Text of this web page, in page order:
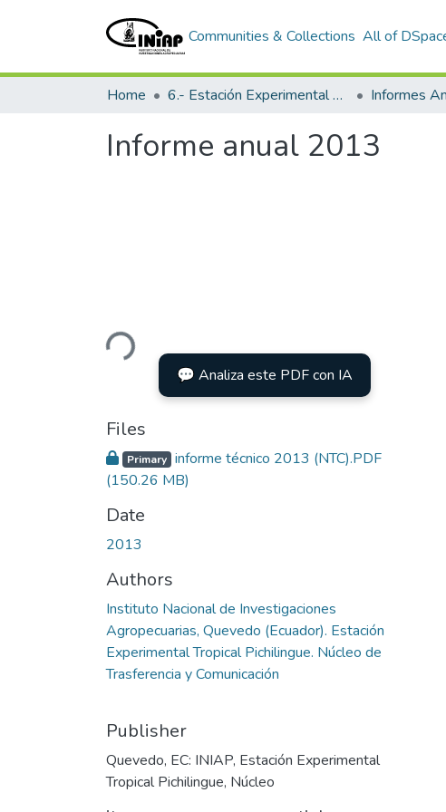
Communities & Collections All of
Home 6.- Estación Experimental Tropical Pichilingue Informes
Informe anual 2013
Loading...
💬 Analiza este PDF con IA
Files
Primary informe técnico 2013 (NTC).PDF
(150.26 MB)
Date
2013
Authors
Instituto Nacional de Investigaciones
Agropecuarias, Quevedo (Ecuador). Estación
Experimental Tropical Pichilingue. Núcleo de
Trasferencia y Comunicación
Publisher
Quevedo, EC: INIAP, Estación Experimental
Tropical Pichilingue, Núcleo